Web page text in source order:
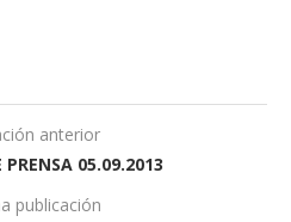
anterior
PRENSA 05.09.2013
publicación